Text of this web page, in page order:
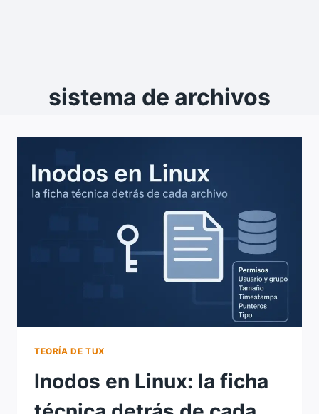
sistema de archivos
TEORÍA DE TUX
Inodos en Linux: la ficha